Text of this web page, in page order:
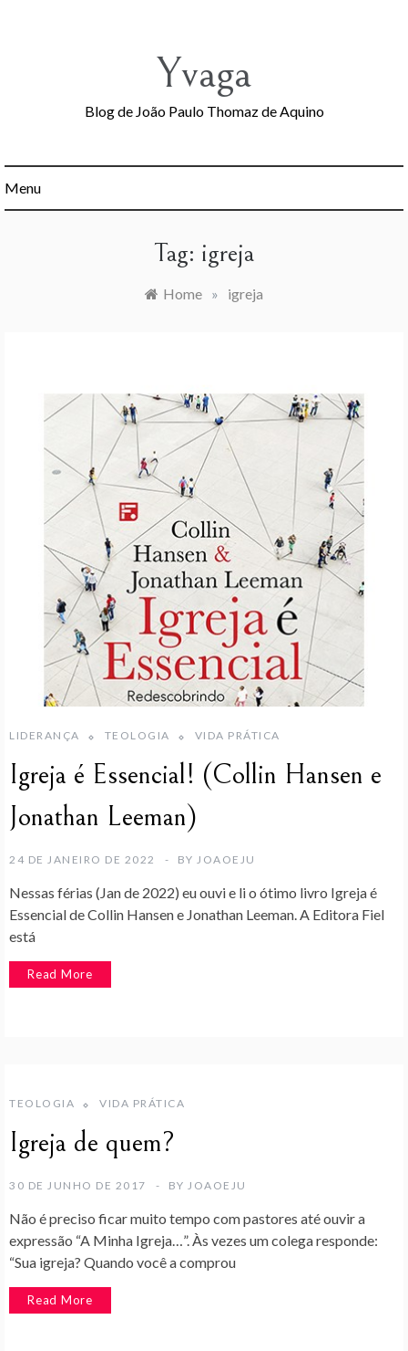
Yvaga
Blog de João Paulo Thomaz de Aquino
Menu
Tag: igreja
Home » igreja
LIDERANÇA TEOLOGIA VIDA PRÁTICA
Igreja é Essencial! (Collin Hansen e
Jonathan Leeman)
24 DE JANEIRO DE 2022 BY JOAOEJU
Nessas férias (Jan de 2022) eu ouvi e li o ótimo livro Igreja é
Essencial de Collin Hansen e Jonathan Leeman. A Editora Fiel
está
Read More
TEOLOGIA VIDA PRÁTICA
Igreja de quem?
30 DE JUNHO DE 2017 BY JOAOEJU
Não é preciso ficar muito tempo com pastores até ouvir a
expressão “A Minha Igreja…”. Às vezes um colega responde:
“Sua igreja? Quando você a comprou
Read More